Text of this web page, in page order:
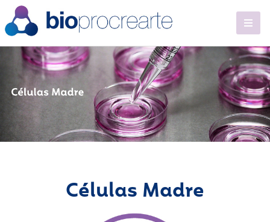
Células Madre